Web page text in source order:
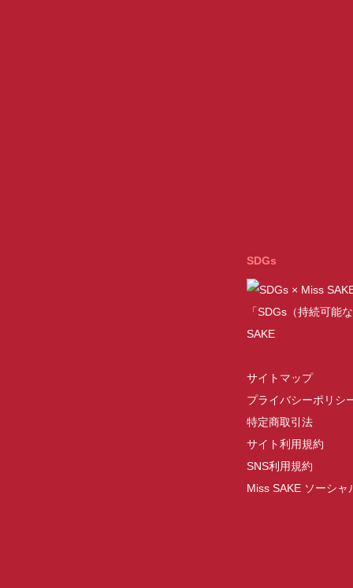
SDGs
「SDGs（持続可能
SAKE
サイトマップ
プライバシーポリシ
特定商取引法
サイト利用規約
SNS利用規約
Miss SAKE ソーシ